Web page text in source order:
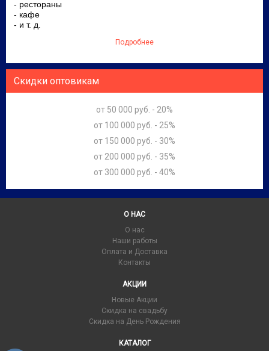
- рестораны
- кафе
- и т. д.
Подробнее
Скидки оптовикам
от 50 000 руб. - 20%
от 100 000 руб. - 25%
от 150 000 руб. - 30%
от 200 000 руб. - 35%
от 300 000 руб. - 40%
О НАС
О нас
Наши работы
Оплата и Доставка
Контакты
АКЦИИ
Новые Акции
Скидка на свадьбу
Скидка на День Рождения
КАТАЛОГ